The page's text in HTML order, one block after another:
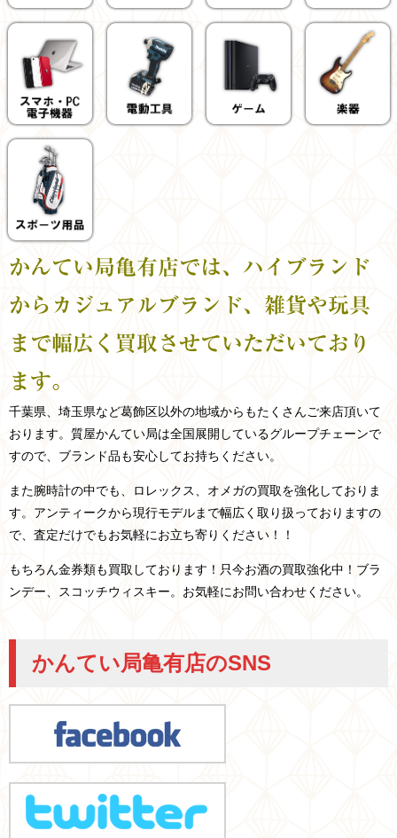
かんてい局亀有店では、ハイブランド
からカジュアルブランド、雑貨や玩具
まで幅広く買取させていただいており
ます。
千葉県、埼玉県など葛飾区以外の地域からもたくさんご来店頂いて
おります。 質屋かんてい局は全国展開しているグループチェーンで
すので、ブランド品も安心してお持ちください。
また腕時計の中でも、ロレックス、オメガの買取を強化しておりま
す。アンティークから現行モデルまで幅広く取り扱っておりますの
で、査定だけでもお気軽にお立ち寄りください！！
もちろん金券類も買取しております！只今お酒の買取強化中！ブラ
ンデー、スコッチウィスキー。お気軽にお問い合わせください。
かんてい局亀有店のSNS